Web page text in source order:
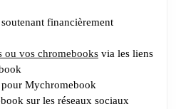
financièrement
ou vos chromebooks via les liens
Mychromebook
sur les réseaux sociaux